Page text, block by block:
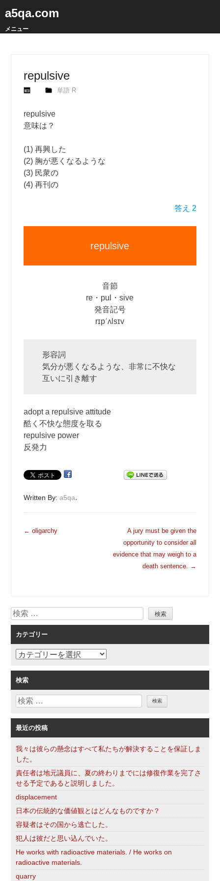
a5qa.com
メニュー
repulsive
単語 R
repulsive
意味は？
(1) 再興した
(2) 胸が悪くなるような
(3) 民衆の
(4) 再刊の
答え 2
repulsive
音節
re・pul・sive
発音記号
rɪpˈʌlsɪv
形容詞
気分が悪くなるような、非常に不快な
互いに引き離す
adopt a repulsive attitude
酷く不快な態度を取る
repulsive power
反発力
Written By:a5qa.
投
ョ
ン
← oligarchy
A jury must be given the
opportunity to consider all
evidence that may weigh to a
death sentence. →
検
索
カテゴリー
カ
ゴ
リ
ー
検索
検
最近の投稿
我々は彼らの懸念はすべて私たちが解決することを保証しま
した。
責任者は地元議員に、夏の終わりまでには修復作業を完了さ
せる予定であると説明しました。
displacement
日本の伝統的な価値観とはどんなものですか？
容疑者はその国から逃亡した。
犯人は彼だと思い込んでいた。
He works with radioactive materials. / He works on
radioactive materials.
quarry